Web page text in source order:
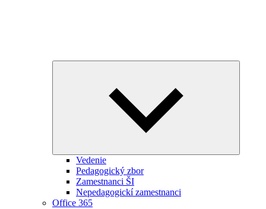
Vedenie
Pedagogický zbor
Zamestnanci ŠI
Nepedagogickí zamestnanci
Office 365